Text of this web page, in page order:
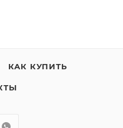
КАК КУПИТЬ